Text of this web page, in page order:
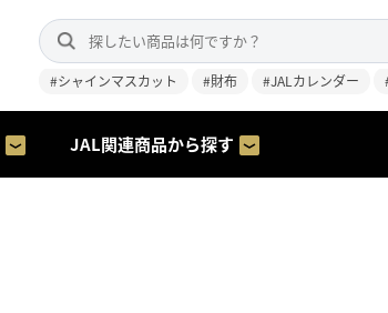
#シャインマスカット #財布 #JALカレンダー
JAL関連商品から探す